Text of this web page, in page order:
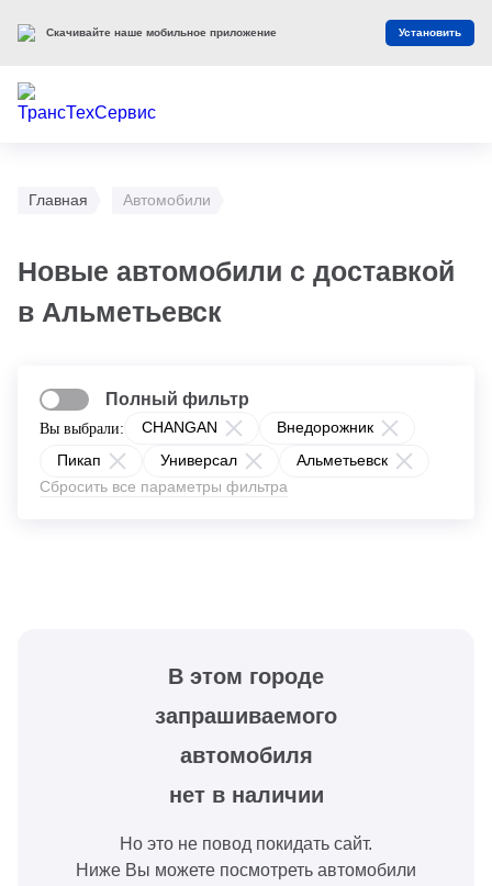
Главная Автомобили
Новые автомобили с доставкой
в Альметьевск
Вы выбрали: CHANGAN
Внедорожник
Пикап
Универсал
Альметьевск
Сбросить все параметры фильтра
Полный фильтр
В этом городе
запрашиваемого
автомобиля
нет в наличии
Но это не повод покидать сайт.
Ниже Вы можете посмотреть автомобили
Скачивайте наше мобильное приложение Установить